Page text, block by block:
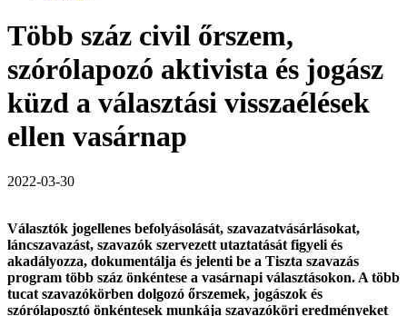
Több száz civil őrszem,
szórólapozó aktivista és jogász
küzd a választási visszaélések
ellen vasárnap
2022-03-30
Választók jogellenes befolyásolását, szavazatvásárlásokat,
láncszavazást, szavazók szervezett utaztatását figyeli és
akadályozza, dokumentálja és jelenti be a Tiszta szavazás
program több száz önkéntese a vasárnapi választásokon. A több
tucat szavazókörben dolgozó őrszemek, jogászok és
szórólaposztó önkéntesek munkája szavazóköri eredményeket